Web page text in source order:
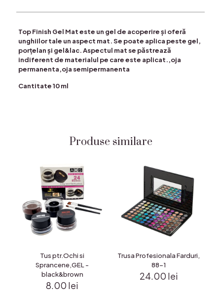
Top Finish Gel Mat este un gel de acoperire și oferă
unghiilor tale un aspect mat. Se poate aplica peste gel,
porțelan și gel&lac. Aspectul mat se păstrează
indiferent de materialul pe care este aplicat.,oja
permanenta,oja semipermanenta
Cantitate 10 ml
Produse similare
Tus ptr.Ochi si
Sprancene,GEL -
black&brown
8.00 lei
Trusa Profesionala Farduri,
88-1
24.00 lei